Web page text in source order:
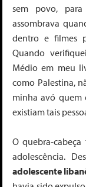
sem povo,
assombrava
dentro e filmes
Quando
Médio em meu
como Palestina,
minha avó quem
existiam tais
O quebra-
adolescência.
adolescente